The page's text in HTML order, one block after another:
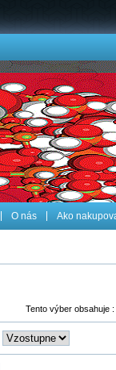
O nás Ako
Tento výber obsahuje :